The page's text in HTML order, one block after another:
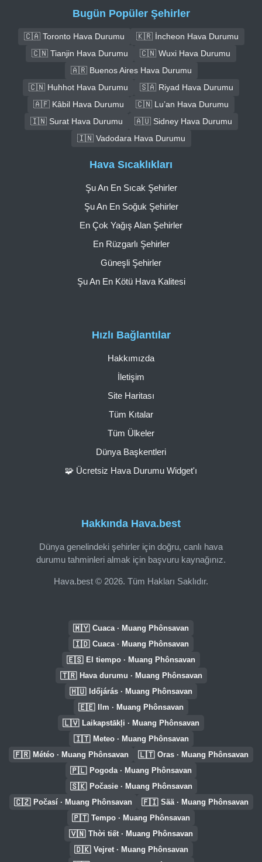
Bugün Popüler Şehirler
🇨🇦 Toronto Hava Durumu
🇰🇷 İncheon Hava Durumu
🇨🇳 Tianjin Hava Durumu
🇨🇳 Wuxi Hava Durumu
🇦🇷 Buenos Aires Hava Durumu
🇨🇳 Huhhot Hava Durumu
🇸🇦 Riyad Hava Durumu
🇦🇫 Kâbil Hava Durumu
🇨🇳 Lu’an Hava Durumu
🇮🇳 Surat Hava Durumu
🇦🇺 Sidney Hava Durumu
🇮🇳 Vadodara Hava Durumu
Hakkında Hava.best
Dünya genelindeki şehirler için doğru, canlı hava
durumu tahminleri almak için başvuru kaynağınız.
Hava.best © 2026. Tüm Hakları Saklıdır.
Hızlı Bağlantılar
Hakkımızda
İletişim
Site Haritası
Tüm Kıtalar
Tüm Ülkeler
Dünya Başkentleri
🧩 Ücretsiz Hava Durumu Widget'ı
Hava Sıcaklıkları
Şu An En Sıcak Şehirler
Şu An En Soğuk Şehirler
En Çok Yağış Alan Şehirler
En Rüzgarlı Şehirler
Güneşli Şehirler
Şu An En Kötü Hava Kalitesi
🇲🇾 Cuaca · Muang Phônsavan
🇮🇩 Cuaca · Muang Phônsavan
🇪🇸 El tiempo · Muang Phônsavan
🇹🇷 Hava durumu · Muang Phônsavan
🇭🇺 Időjárás · Muang Phônsavan
🇪🇪 Ilm · Muang Phônsavan
🇱🇻 Laikapstākļi · Muang Phônsavan
🇮🇹 Meteo · Muang Phônsavan
🇫🇷 Météo · Muang Phônsavan 🇱🇹 Oras · Muang Phônsavan
🇵🇱 Pogoda · Muang Phônsavan
🇸🇰 Počasie · Muang Phônsavan
🇨🇿 Počasí · Muang Phônsavan 🇫🇮 Sää · Muang Phônsavan
🇵🇹 Tempo · Muang Phônsavan
🇻🇳 Thời tiết · Muang Phônsavan
🇩🇰 Vejret · Muang Phônsavan